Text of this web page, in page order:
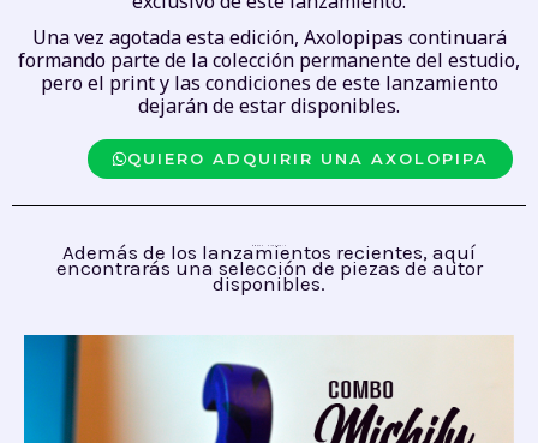
Una vez agotada esta edición, Axolopipas continuará
formando parte de la colección permanente del estudio,
pero el print y las condiciones de este lanzamiento
dejarán de estar disponibles.
QUIERO ADQUIRIR UNA AXOLOPIPA
Además de los lanzamientos recientes, aquí
encontrarás una selección de piezas de autor
disponibles.